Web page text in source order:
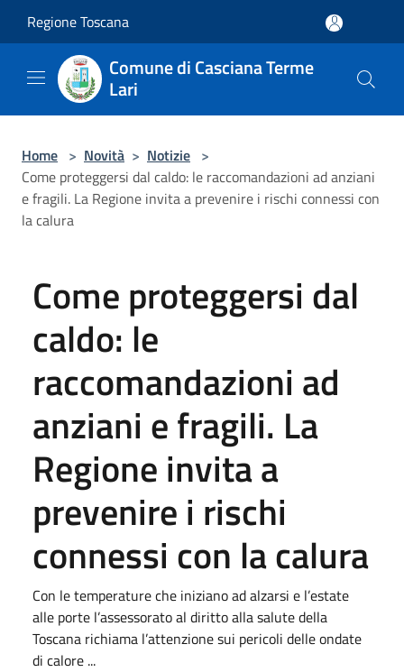
Regione Toscana
Comune di Casciana Terme
Lari
Home > Novità > Notizie >
Come proteggersi dal caldo: le raccomandazioni ad anziani
e fragili. La Regione invita a prevenire i rischi connessi con
la calura
Come proteggersi dal
caldo: le
raccomandazioni ad
anziani e fragili. La
Regione invita a
prevenire i rischi
connessi con la calura
Con le temperature che iniziano ad alzarsi e l’estate
alle porte l’assessorato al diritto alla salute della
Toscana richiama l’attenzione sui pericoli delle ondate
di calore ...